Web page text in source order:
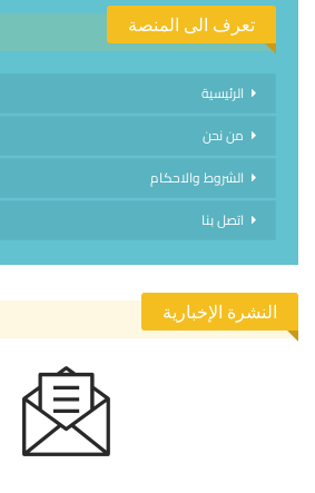
تعرف الى المنصة
الرئيسية
من نحن
الشروط والاحكام
اتصل بنا
النشرة الإخبارية